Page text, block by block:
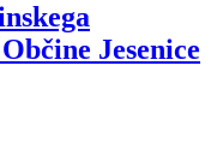
Jesenice